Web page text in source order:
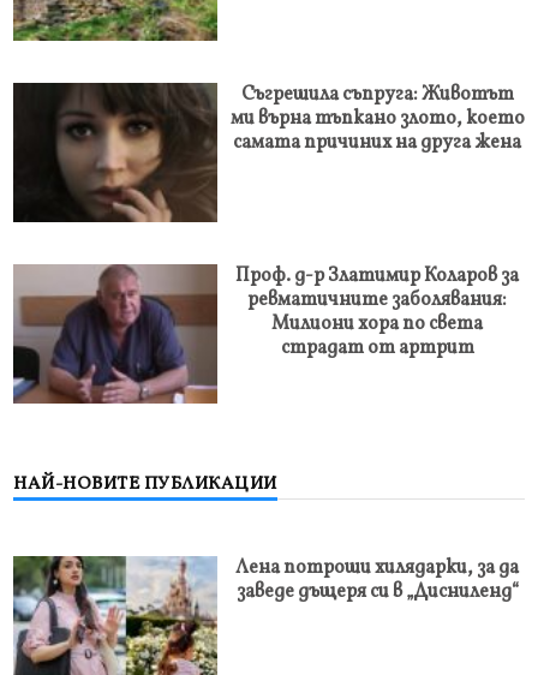
Съгрешила съпруга: Животът
ми върна тъпкано злото, което
самата причиних на друга жена
Проф. д-р Златимир Коларов за
ревматичните заболявания:
Милиони хора по света
страдат от артрит
НАЙ-НОВИТЕ ПУБЛИКАЦИИ
Лена потроши хилядарки, за да
заведе дъщеря си в „Дисниленд“